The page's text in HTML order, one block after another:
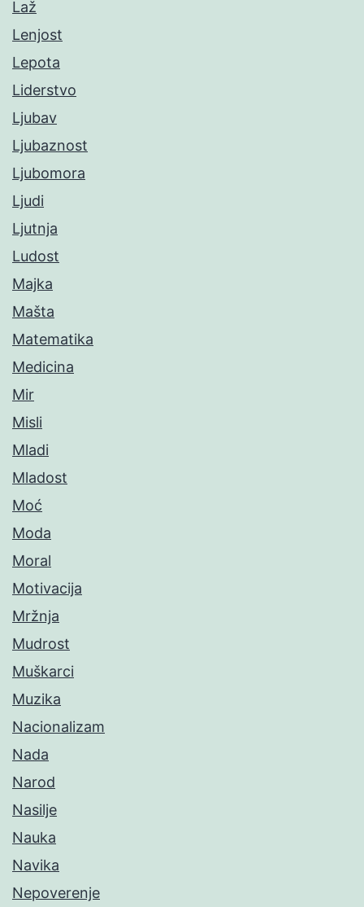
Laž
Lenjost
Lepota
Liderstvo
Ljubav
Ljubaznost
Ljubomora
Ljudi
Ljutnja
Ludost
Majka
Mašta
Matematika
Medicina
Mir
Misli
Mladi
Mladost
Moć
Moda
Moral
Motivacija
Mržnja
Mudrost
Muškarci
Muzika
Nacionalizam
Nada
Narod
Nasilje
Nauka
Navika
Nepoverenje